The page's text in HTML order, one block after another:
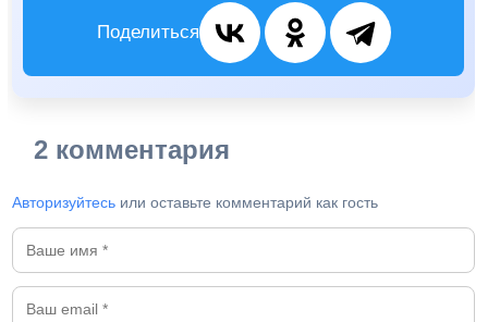
Поделиться
2 комментария
Авторизуйтесь или оставьте комментарий как гость